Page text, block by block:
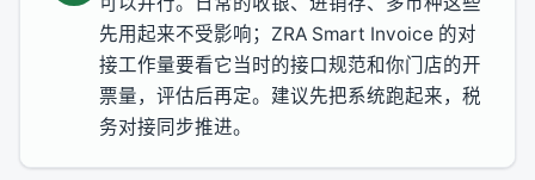
先用起来不受影响；ZRA Smart Invoice 的对
接工作量要看它当时的接口规范和你门店的开
票量，评估后再定。建议先把系统跑起来，税
务对接同步推进。